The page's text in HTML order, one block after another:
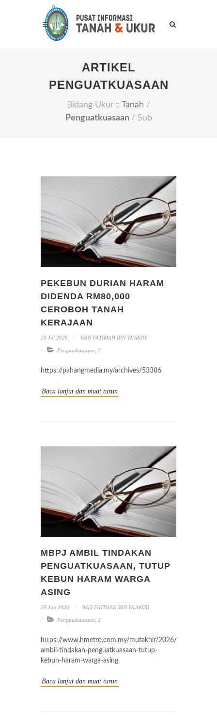
ARTIKEL
PENGUATKUASAAN
Bidang Ukur :: Tanah /
Penguatkuasaan / Sub
PEKEBUN DURIAN HARAM
DIDENDA RM80,000
CEROBOH TANAH
KERAJAAN
20 Jul 2026 WAN FATIMAH BIN YA'AKOB
Penguatkuasaan 2
https://pahangmedia.my/archives/53386
Baca lanjut dan muat turun
MBPJ AMBIL TINDAKAN
PENGUATKUASAAN, TUTUP
KEBUN HARAM WARGA
ASING
29 Jun 2026 WAN FATIMAH BIN YA'AKOB
Penguatkuasaan, 2
https://www.hmetro.com.my/mutakhir/2026/05/
ambil-tindakan-penguatkuasaan-tutup-
kebun-haram-warga-asing
Baca lanjut dan muat turun